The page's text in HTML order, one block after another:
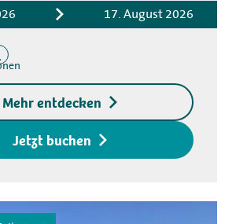
17. August 2026
Bettwäsche
Kurtaxe
Kaution für den
Zugangsschlüssel
Mehr entdecken
Jetzt buchen